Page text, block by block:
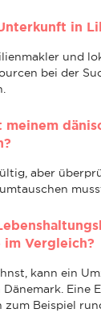
in
und
bei der
aber
Vergleich?
kann ein
Eine
Beispiel